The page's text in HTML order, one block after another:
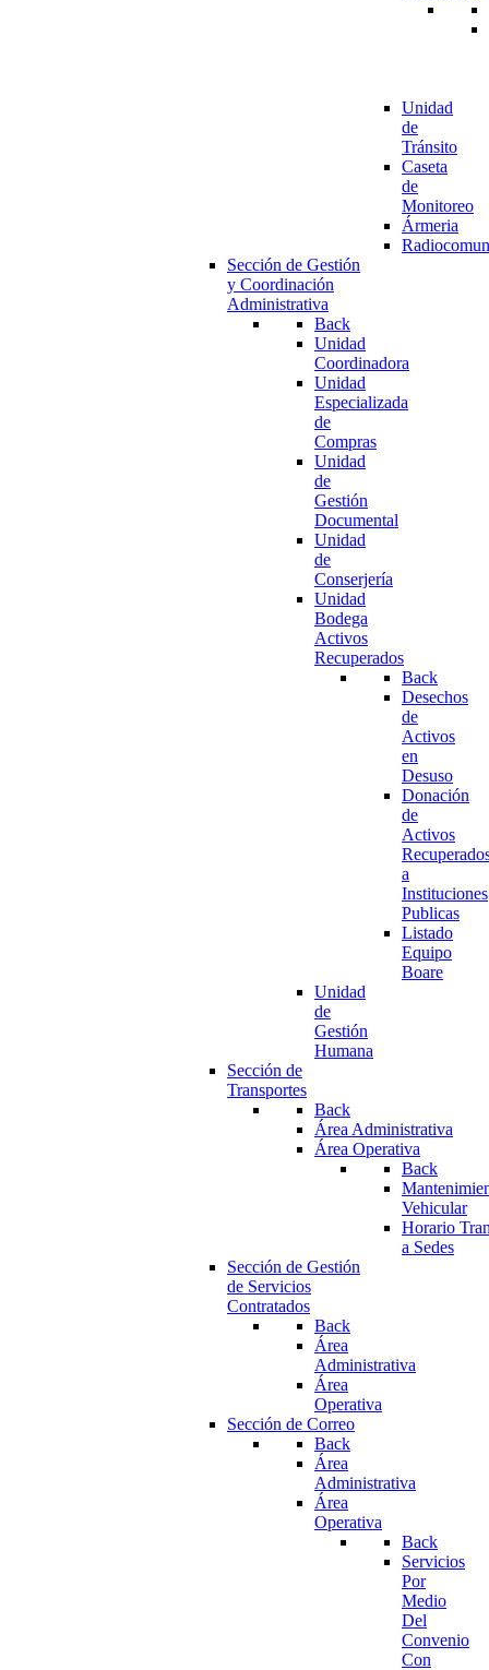
Unidad
de
Tránsito
Caseta
de
Monitoreo
Ármeria
Sección de Gestión
y Coordinación
Administrativa
Back
Unidad
Coordinadora
Unidad
Especializada
de
Compras
Unidad
de
Gestión
Documental
Unidad
de
Conserjería
Unidad
Bodega
Activos
Recuperados
Back
Desechos
de
Activos
en
Desuso
Donación
de
Activos
a
Instituciones
Publicas
Listado
Equipo
Boare
Unidad
de
Gestión
Humana
Sección de
Transportes
Back
Área Administrativa
Área Operativa
Back
Vehicular
Horario
a Sedes
Sección de Gestión
de Servicios
Contratados
Back
Área
Administrativa
Área
Operativa
Sección de Correo
Back
Área
Administrativa
Área
Operativa
Back
Servicios
Por
Medio
Del
Convenio
Con